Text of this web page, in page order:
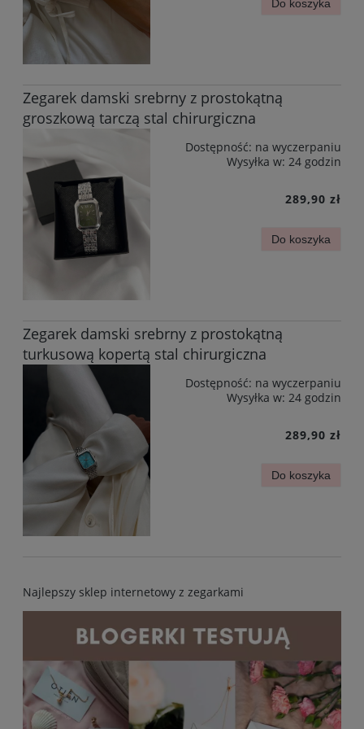
Do koszyka
Zegarek damski srebrny z prostokątną
groszkową tarczą stal chirurgiczna
Dostępność: na wyczerpaniu
Wysyłka w: 24 godzin
289,90 zł
Do koszyka
Zegarek damski srebrny z prostokątną
turkusową kopertą stal chirurgiczna
Dostępność: na wyczerpaniu
Wysyłka w: 24 godzin
289,90 zł
Do koszyka
Najlepszy sklep internetowy z zegarkami